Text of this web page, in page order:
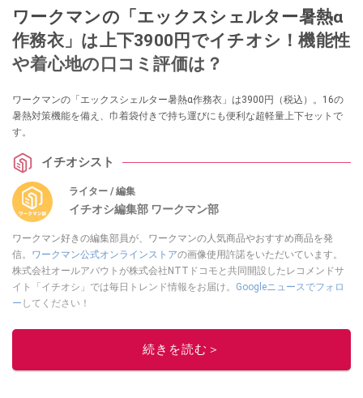
ワークマンの「エックスシェルター暑熱α
作務衣」は上下3900円でイチオシ！機能性
や着心地の口コミ評価は？
ワークマンの「エックスシェルター暑熱α作務衣」は3900円（税込）。16の
暑熱対策機能を備え、巾着袋付きで持ち運びにも便利な超軽量上下セットで
す。
イチオシスト
ライター / 編集
イチオシ編集部 ワークマン部
ワークマン好きの編集部員が、ワークマンの人気商品やおすすめ商品を発
信。 ワークマン公式オンラインストアの画像使用許諾をいただいています。
株式会社オールアバウトが株式会社NTTドコモと共同開設したレコメンドサ
イト「イチオシ」では毎日トレンド情報をお届け。 Googleニュースでフォロ
ー してください！
このイチオシストの他の記事を読む
続きを読む＞